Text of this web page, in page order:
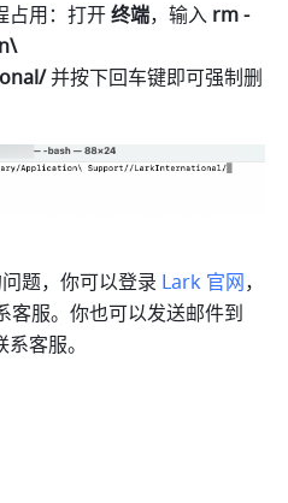
占用：打开 终端，输入 rm -
/ 并按下回车键即可强制删
题，你可以登录 Lark 官网，
系客服。